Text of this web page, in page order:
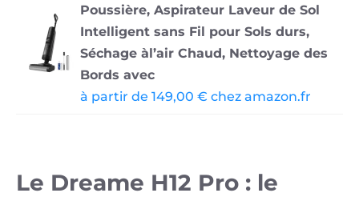
Poussière, Aspirateur Laveur de Sol
Intelligent sans Fil pour Sols durs,
Séchage àl’air Chaud, Nettoyage des
Bords avec
à partir de 149,00 € chez amazon.fr
Le Dreame H12 Pro : le